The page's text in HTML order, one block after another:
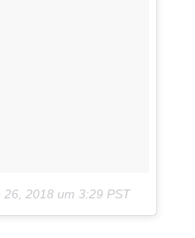
26, 2018 um 3:29 PST